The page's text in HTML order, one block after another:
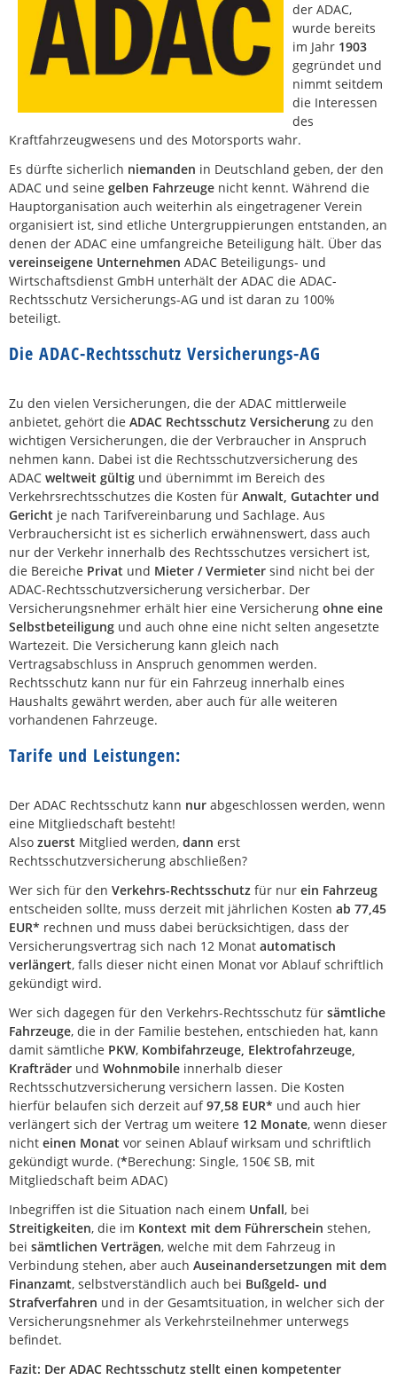
der ADAC,
wurde bereits
im Jahr 1903
gegründet und
nimmt seitdem
die Interessen
des
Kraftfahrzeugwesens und des Motorsports wahr.
Es dürfte sicherlich niemanden in Deutschland geben, der den
ADAC und seine gelben Fahrzeuge nicht kennt. Während die
Hauptorganisation auch weiterhin als eingetragener Verein
organisiert ist, sind etliche Untergruppierungen entstanden, an
denen der ADAC eine umfangreiche Beteiligung hält. Über das
vereinseigene Unternehmen ADAC Beteiligungs- und
Wirtschaftsdienst GmbH unterhält der ADAC die ADAC-
Rechtsschutz Versicherungs-AG und ist daran zu 100%
beteiligt.
Die ADAC-Rechtsschutz Versicherungs-AG
Zu den vielen Versicherungen, die der ADAC mittlerweile
anbietet, gehört die ADAC Rechtsschutz Versicherung zu den
wichtigen Versicherungen, die der Verbraucher in Anspruch
nehmen kann. Dabei ist die Rechtsschutzversicherung des
ADAC weltweit gültig und übernimmt im Bereich des
Verkehrsrechtsschutzes die Kosten für Anwalt, Gutachter und
Gericht je nach Tarifvereinbarung und Sachlage. Aus
Verbrauchersicht ist es sicherlich erwähnenswert, dass auch
nur der Verkehr innerhalb des Rechtsschutzes versichert ist,
die Bereiche Privat und Mieter / Vermieter sind nicht bei der
ADAC-Rechtsschutzversicherung versicherbar. Der
Versicherungsnehmer erhält hier eine Versicherung ohne eine
Selbstbeteiligung und auch ohne eine nicht selten angesetzte
Wartezeit. Die Versicherung kann gleich nach
Vertragsabschluss in Anspruch genommen werden.
Rechtsschutz kann nur für ein Fahrzeug innerhalb eines
Haushalts gewährt werden, aber auch für alle weiteren
vorhandenen Fahrzeuge.
Tarife und Leistungen:
Der ADAC Rechtsschutz kann nur abgeschlossen werden, wenn
eine Mitgliedschaft besteht!
Also zuerst Mitglied werden, dann erst
Rechtsschutzversicherung abschließen?
Wer sich für den Verkehrs-Rechtsschutz für nur ein Fahrzeug
entscheiden sollte, muss derzeit mit jährlichen Kosten ab 77,45
EUR* rechnen und muss dabei berücksichtigen, dass der
Versicherungsvertrag sich nach 12 Monat automatisch
verlängert, falls dieser nicht einen Monat vor Ablauf schriftlich
gekündigt wird.
Wer sich dagegen für den Verkehrs-Rechtsschutz für sämtliche
Fahrzeuge, die in der Familie bestehen, entschieden hat, kann
damit sämtliche PKW, Kombifahrzeuge, Elektrofahrzeuge,
Krafträder und Wohnmobile innerhalb dieser
Rechtsschutzversicherung versichern lassen. Die Kosten
hierfür belaufen sich derzeit auf97,58 EUR* und auch hier
verlängert sich der Vertrag um weitere 12 Monate, wenn dieser
nicht einen Monat vor seinen Ablauf wirksam und schriftlich
gekündigt wurde. (*Berechung: Single, 150€ SB, mit
Mitgliedschaft beim ADAC)
Inbegriffen ist die Situation nach einem Unfall, bei
Streitigkeiten, die im Kontext mit dem Führerschein stehen,
bei sämtlichen Verträgen, welche mit dem Fahrzeug in
Verbindung stehen, aber auch Auseinandersetzungen mit dem
Finanzamt, selbstverständlich auch bei Bußgeld- und
Strafverfahren und in der Gesamtsituation, in welcher sich der
Versicherungsnehmer als Verkehrsteilnehmer unterwegs
befindet.
Fazit: Der ADAC Rechtsschutz stellt einen kompetenter